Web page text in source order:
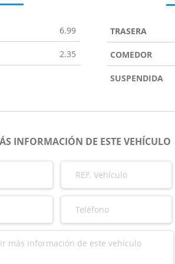
6.99
2.35
TRASERA
COMEDOR
SUSPENDIDA
INFORMACIÓN DE ESTE VEHÍCULO